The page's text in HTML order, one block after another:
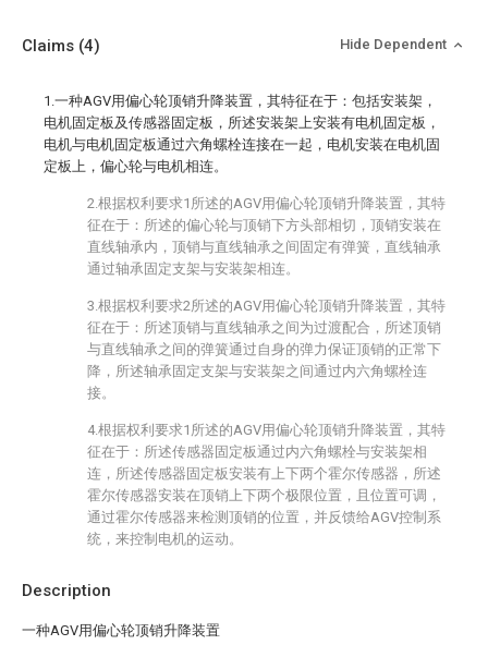
Description
一种AGV用偏心轮顶销升降装置
Claims (4) Hide Dependent
1.一种AGV用偏心轮顶销升降装置，其特征在于：包括安装架，
电机固定板及传感器固定板，所述安装架上安装有电机固定板，
电机与电机固定板通过六角螺栓连接在一起，电机安装在电机固
定板上，偏心轮与电机相连。
2.根据权利要求1所述的AGV用偏心轮顶销升降装置，其特
征在于：所述的偏心轮与顶销下方头部相切，顶销安装在
直线轴承内，顶销与直线轴承之间固定有弹簧，直线轴承
通过轴承固定支架与安装架相连。
3.根据权利要求2所述的AGV用偏心轮顶销升降装置，其特
征在于：所述顶销与直线轴承之间为过渡配合，所述顶销
与直线轴承之间的弹簧通过自身的弹力保证顶销的正常下
降，所述轴承固定支架与安装架之间通过内六角螺栓连
接。
4.根据权利要求1所述的AGV用偏心轮顶销升降装置，其特
征在于：所述传感器固定板通过内六角螺栓与安装架相
连，所述传感器固定板安装有上下两个霍尔传感器，所述
霍尔传感器安装在顶销上下两个极限位置，且位置可调，
通过霍尔传感器来检测顶销的位置，并反馈给AGV控制系
统，来控制电机的运动。